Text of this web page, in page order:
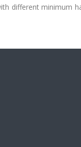
different minimum